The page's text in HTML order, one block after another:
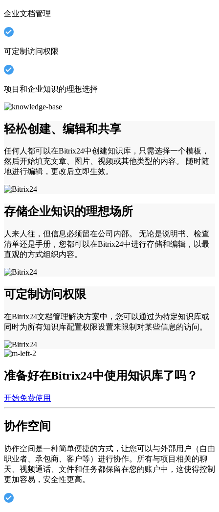
企业文档管理
可定制访问权限
项目和企业知识的理想选择
轻松创建、编辑和共享
任何人都可以在Bitrix24中创建知识库，只需选择一个模板，
然后开始填充文章、图片、视频或其他类型的内容。 随时随
地进行编辑，更改后立即生效。
存储企业知识的理想场所
人来人往，但信息必须留在公司内部。 无论是说明书、检查
清单还是手册，您都可以在Bitrix24中进行存储和编辑，以最
直观的方式组织内容。
可定制访问权限
在Bitrix24文档管理解决方案中，您可以通过为特定知识库或
同时为所有知识库配置权限设置来限制对某些信息的访问。
准备好在Bitrix24中使用知识库了吗？
开始免费使用
协作空间
协作空间是一种简单便捷的方式，让您可以与外部用户（自由
职业者、承包商、客户等）进行协作。所有与项目相关的聊
天、视频通话、文件和任务都保留在您的账户中，这使得控制
更加容易，安全性更高。